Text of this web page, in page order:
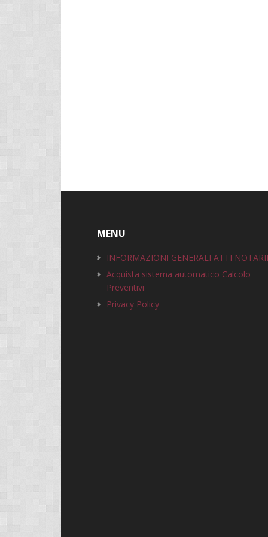
MENU
INFORMAZIONI GENERALI ATTI
Acquista sistema automatico Calcolo
Preventivi
Privacy Policy